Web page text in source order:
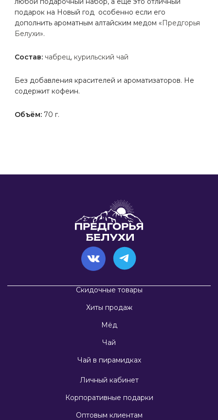
подарок на Новый год особенно если его
дополнить ароматным алтайским медом «Предгорья
Белухи».
Состав: чабрец, курильский чай
Без добавления красителей и ароматизаторов. Не
содержит кофеин.
Объём: 70 г.
Скидочные товары
Хиты продаж
Мёд
Чай
Чай в пирамидках
Личный кабинет
Корпоративные подарки
Оптовым клиентам